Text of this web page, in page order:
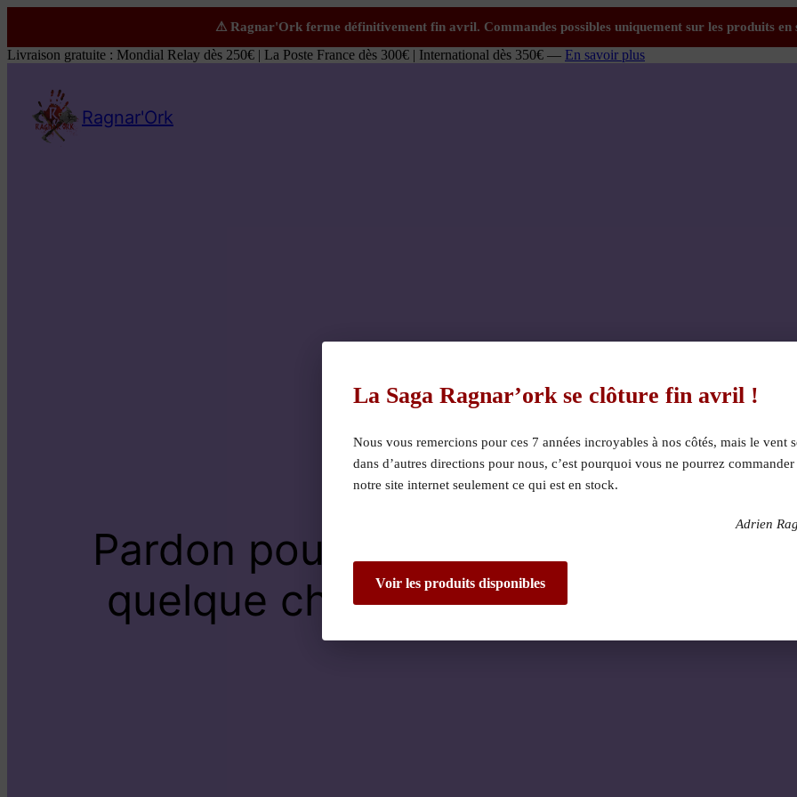
Livraison gratuite : Mondial Relay dès 250€ | La Poste France dès 300€ | International dès 350€ — En savoir plus
Ragnar'Ork
Pardon pour le dérangement !
quelque chose de fantastique –
La Saga Ragnar’ork se clôture fin avril !
Nous vous remercions pour ces 7 années incroyables à nos côtés, mais le vent
dans d’autres directions pour nous, c’est pourquoi vous ne pourrez
notre site internet seulement ce qui est en stock.
Adrien
Voir les produits disponibles